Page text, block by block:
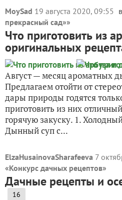
MoySad 19 августа 2020, 09:55
прекрасный сад»»
Что приготовить из
оригинальных
Август — месяц ароматных
Предлагаем отойти от
дары природы годятся
приготовить из них
горячую закуску. 1.
Дынный суп с...
ElzaHusainovaSharafeeva 7
«Конкурс дачных рецептов»
Дачные рецепты и
16